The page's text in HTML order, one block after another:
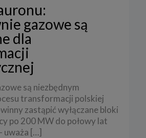
gazowe są
dla
są niezbędnym
transformacji polskiej
zastąpić wyłączane bloki
po 200 MW do połowy lat
uważa […]